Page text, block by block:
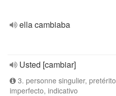
ella cambiaba
Usted [cambiar]
3. personne singulier, pretérito
imperfecto, indicativo